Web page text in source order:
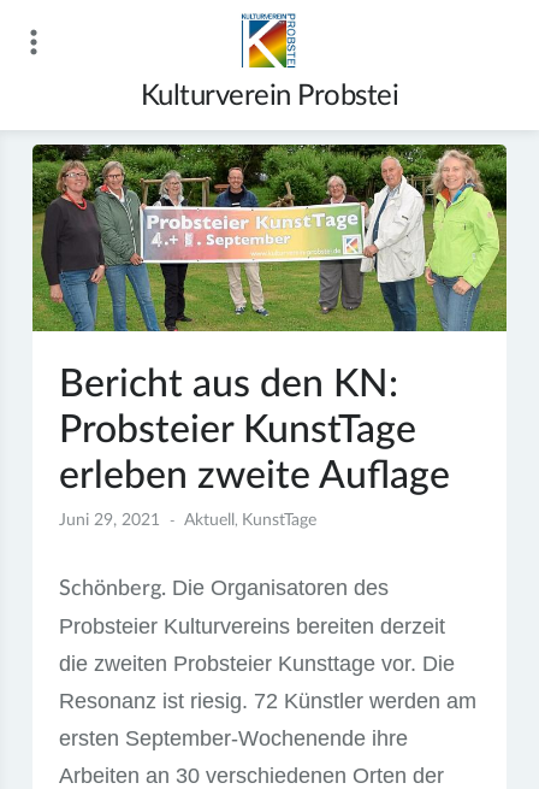
Inhalt
Kulturverein Probstei
Bericht aus den KN:
Probsteier KunstTage
erleben zweite Auflage
Juni 29, 2021 Aktuell, KunstTage
Schönberg. Die Organisatoren des
Probsteier Kulturvereins bereiten derzeit
die zweiten Probsteier Kunsttage vor. Die
Resonanz ist riesig. 72 Künstler werden am
ersten September-Wochenende ihre
Arbeiten an 30 verschiedenen Orten der